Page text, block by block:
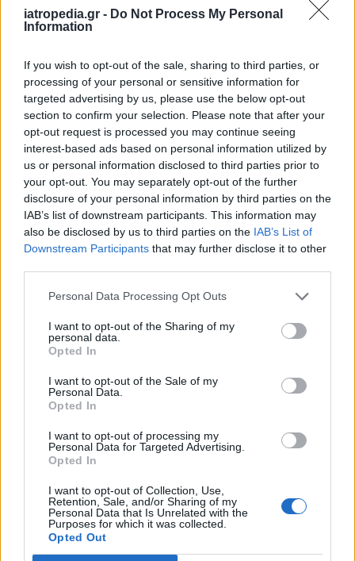
iatropedia.gr - Do Not Process My Personal
Information
If you wish to opt-out of the sale, sharing to third parties, or
processing of your personal or sensitive information for
targeted advertising by us, please use the below opt-out
section to confirm your selection. Please note that after your
opt-out request is processed you may continue seeing
interest-based ads based on personal information utilized by
us or personal information disclosed to third parties prior to
your opt-out. You may separately opt-out of the further
disclosure of your personal information by third parties on the
IAB’s list of downstream participants. This information may
also be disclosed by us to third parties on the IAB’s List of
Downstream Participants that may further disclose it to other
Personal Data Processing Opt Outs
I want to opt-out of the Sharing of my
personal data.
Opted In
I want to opt-out of the Sale of my
Personal Data.
Opted In
I want to opt-out of processing my
Personal Data for Targeted Advertising.
Opted In
I want to opt-out of Collection, Use,
Retention, Sale, and/or Sharing of my
Personal Data that Is Unrelated with the
Purposes for which it was collected.
Opted Out
28 Απριλίου 2012 08:00
Η αναλυτική σκέψη καταστρέφει την
πίστη
Η αναλυτική σκέψη μπορεί να μειώσει την
θρησκευτική και την μεταφυσική πίστη ακόμη
και σε αφοσιωμένους πιστούς. Αυτό
τουλάχιστον...